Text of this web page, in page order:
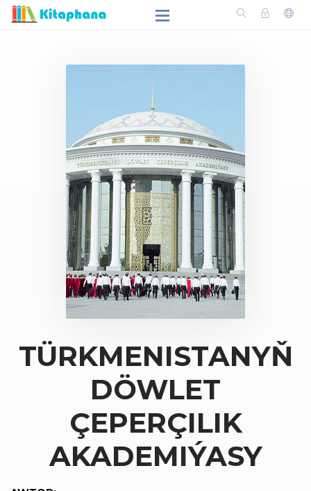
TÜRKMENISTANYŇ
DÖWLET
ÇEPERÇILIK
AKADEMIÝASY